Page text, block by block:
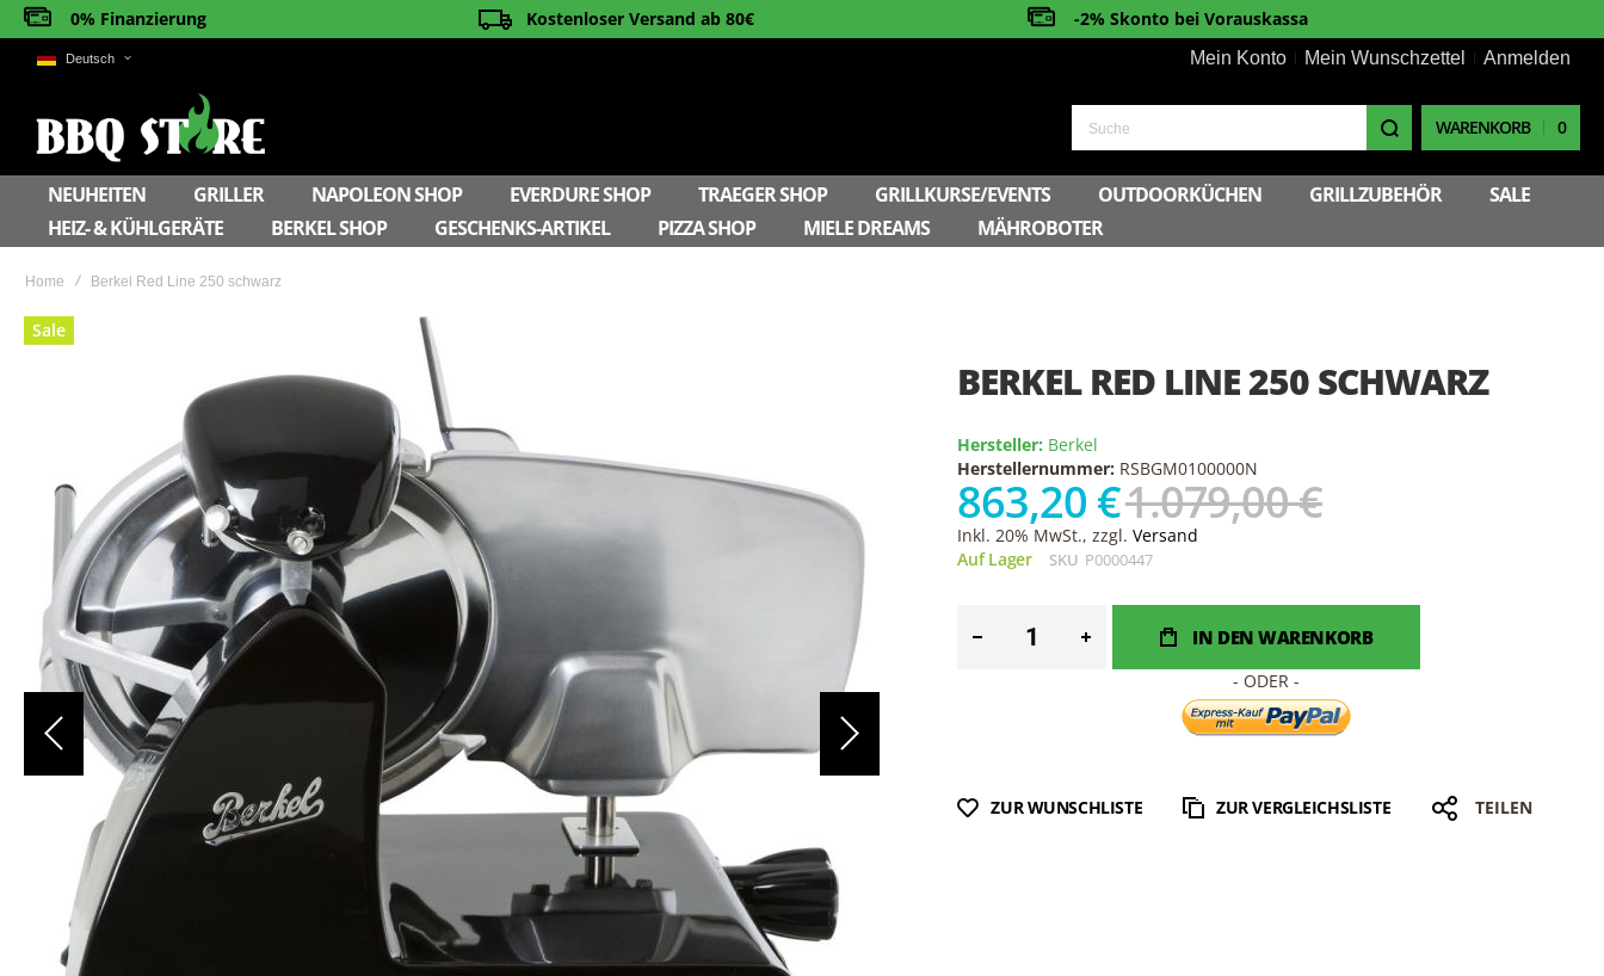
0% Finanzierung Kostenloser Versand ab 80€ -2% Skonto bei Vorauskassa
Deutsch Mein Konto Mein Wunschzettel Anmelden
WARENKORB 0
NEUHEITEN GRILLER NAPOLEON SHOP EVERDURE SHOP TRAEGER SHOP GRILLKURSE/EVENTS OUTDOORKÜCHEN GRILLZUBEHÖR
SALE
HEIZ- & KÜHLGERÄTE
BERKEL SHOP GESCHENKS-ARTIKEL PIZZA SHOP MIELE DREAMS MÄHROBOTER
Home Berkel Red Line 250 schwarz
BERKEL RED LINE 250 SCHWARZ
Hersteller: Berkel
Herstellernummer: RSBGM0100000N
863,20 €1.079,00 €
Inkl. 20% MwSt., zzgl.Versand
Auf Lager
SKU P0000447
IN DEN WARENKORB
ZUR WUNSCHLISTE ZUR VERGLEICHSLISTE TEILEN
Skip
to
gallery
Sale